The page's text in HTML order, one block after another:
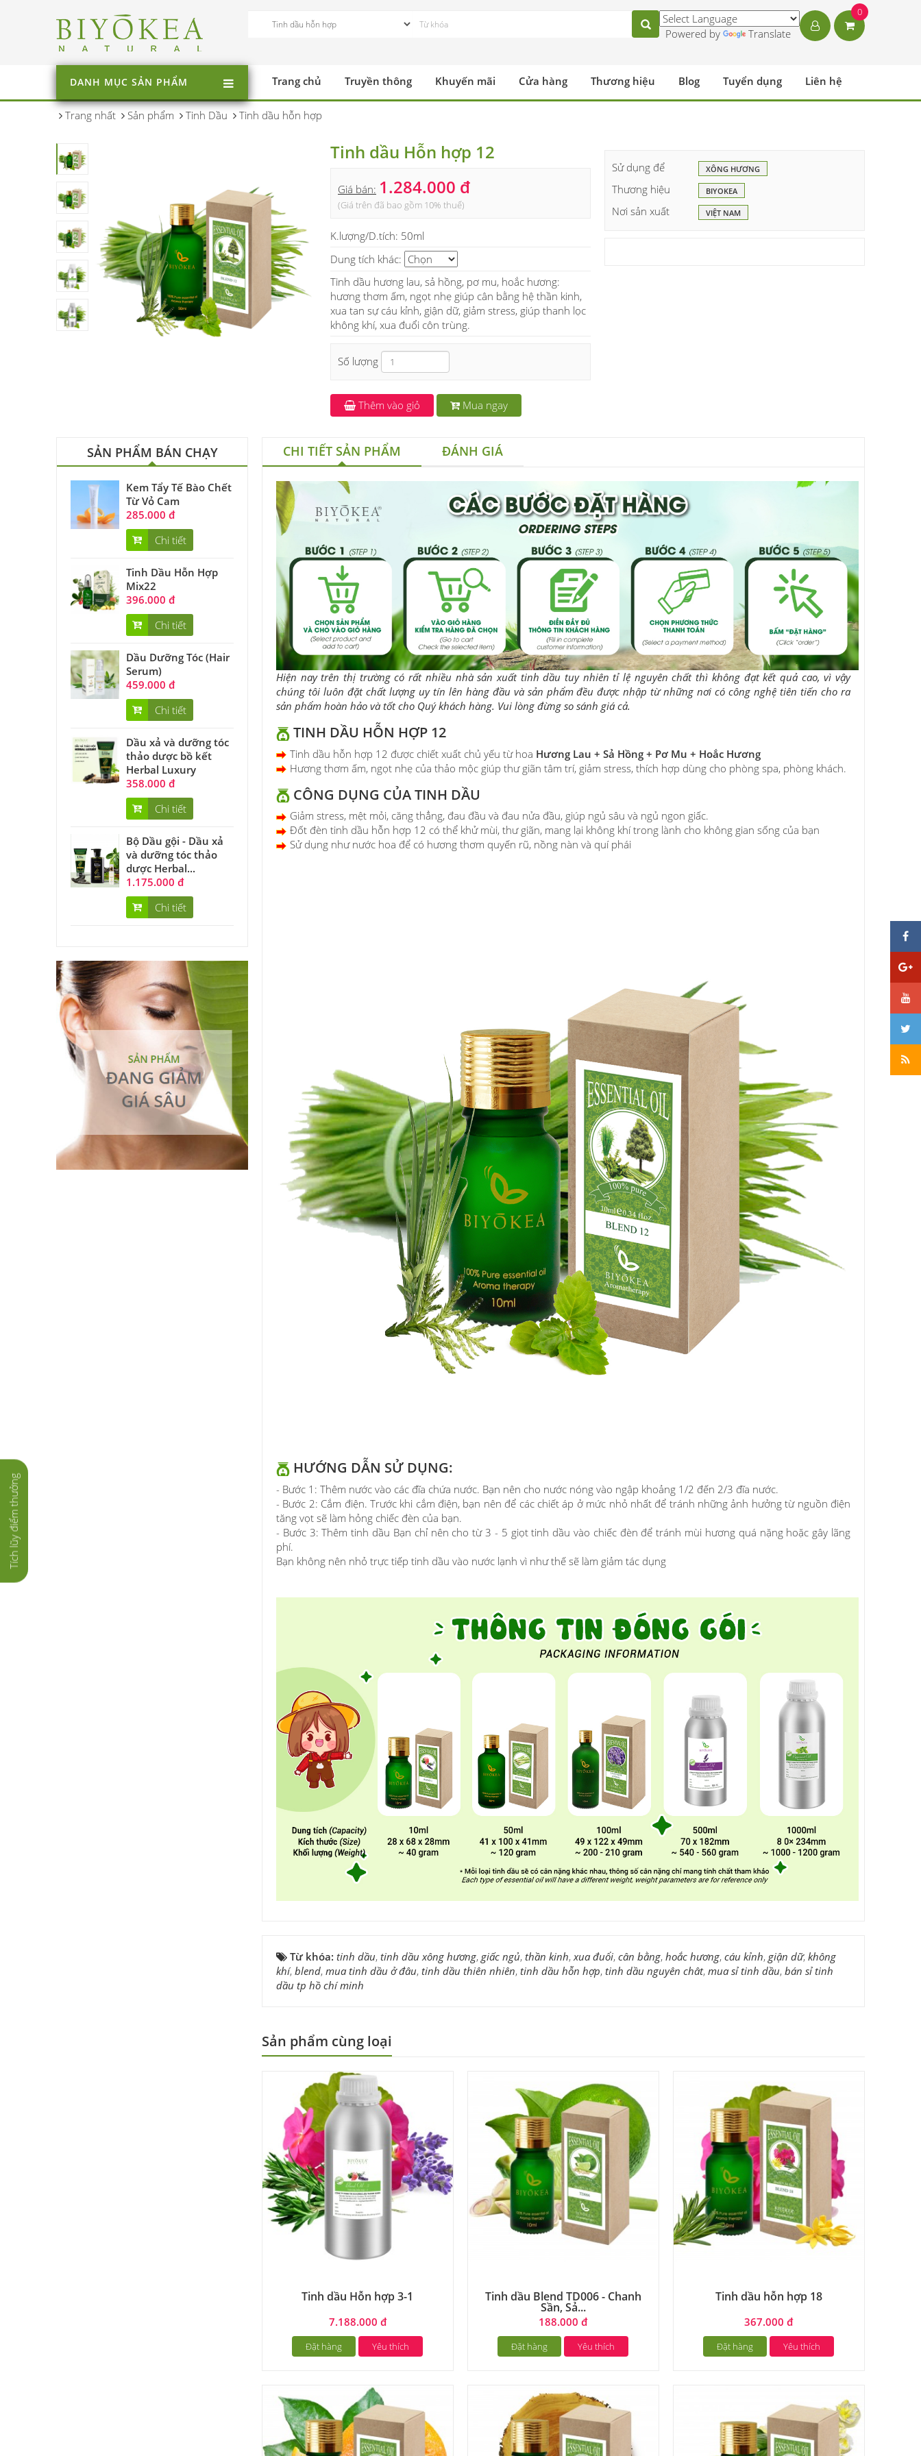
Powered by Translate
0
DANH MỤC SẢN PHẨM Trang chủ Truyền thông Khuyến mãi Cửa hàng Thương hiệu Blog Tuyển dụng Liên hệ
Trang nhất Sản phẩm Tinh Dầu Tinh dầu hỗn hợp
Tinh dầu Hỗn hợp 12
Giá bán: 1.284.000 đ
(Giá trên đã bao gồm 10% thuế)
K.lượng/D.tích: 50ml
Dung tích khác:
Tinh dầu hương lau, sả hồng, pơ mu, hoắc hương:
hương thơm ấm, ngọt nhẹ giúp cân bằng hệ thần kinh,
xua tan sự cáu kỉnh, giận dữ, giảm stress, giúp thanh lọc
không khí, xua đuổi côn trùng.
Số lượng
Thêm vào giỏ Mua ngay
Sử dụng để XÔNG HƯƠNG
Thương hiệu BIYOKEA
Nơi sản xuất VIỆT NAM
SẢN PHẨM BÁN CHẠY
Kem Tẩy Tế Bào Chết
Từ Vỏ Cam
285.000 đ
Chi tiết
Tinh Dầu Hỗn Hợp
Mix22
396.000 đ
Chi tiết
Dầu Dưỡng Tóc (Hair
Serum)
459.000 đ
Chi tiết
Dầu xả và dưỡng tóc
thảo dược bồ kết
Herbal Luxury
358.000 đ
Chi tiết
Bộ Dầu gội - Dầu xả
và dưỡng tóc thảo
dược Herbal...
1.175.000 đ
Chi tiết
CHI TIẾT SẢN PHẨM ĐÁNH GIÁ
Hiện nay trên thị trường có rất nhiều nhà sản xuất tinh dầu tuy nhiên tỉ lệ nguyên chất thì không đạt kết quả cao, vì vậy
chúng tôi luôn đặt chất lượng uy tín lên hàng đầu và sản phẩm đều được nhập từ những nơi có công nghệ tiên tiến cho ra
sản phẩm hoàn hảo và tốt cho Quý khách hàng. Vui lòng đừng so sánh giá cả.
TINH DẦU HỖN HỢP 12
Tinh dầu hỗn hợp 12 được chiết xuất chủ yếu từ hoa Hương Lau + Sả Hồng + Pơ Mu + Hoắc Hương
Hương thơm ấm, ngọt nhẹ của thảo mộc giúp thư giãn tâm trí, giảm stress, thích hợp dùng cho phòng spa, phòng khách.
CÔNG DỤNG CỦA TINH DẦU
Giảm stress, mệt mỏi, căng thẳng, đau đầu và đau nửa đầu, giúp ngủ sâu và ngủ ngon giấc.
Đốt đèn tinh dầu hỗn hợp 12 có thể khử mùi, thư giãn, mang lại không khí trong lành cho không gian sống của bạn
Sử dụng như nước hoa để có hương thơm quyến rũ, nồng nàn và quí phái
HƯỚNG DẪN SỬ DỤNG:
- Bước 1: Thêm nước vào các đĩa chứa nước. Bạn nên cho nước nóng vào ngập khoảng 1/2 đến 2/3 đĩa nước.
- Bước 2: Cắm điện. Trước khi cắm điện, bạn nên để các chiết áp ở mức nhỏ nhất để tránh những ảnh hưởng từ nguồn điện
tăng vọt sẽ làm hỏng chiếc đèn của bạn.
- Bước 3: Thêm tinh dầu Bạn chỉ nên cho từ 3 - 5 giọt tinh dầu vào chiếc đèn để tránh mùi hương quá nặng hoặc gây lãng
phí.
Bạn không nên nhỏ trực tiếp tinh dầu vào nước lạnh vì như thế sẽ làm giảm tác dụng
Từ khóa: tinh dầu, tinh dầu xông hương, giấc ngủ, thần kinh, xua đuổi, cân bằng, hoắc hương, cáu kỉnh, giận dữ, không
khí, blend, mua tinh dầu ở đâu, tinh dầu thiên nhiên, tinh dầu hỗn hợp, tinh dầu nguyên chât, mua sỉ tinh dầu, bán sỉ tinh
dầu tp hồ chí minh
Sản phẩm cùng loại
Tinh dầu Hỗn hợp 3-1
7.188.000 đ
Đặt hàng Yêu thích
Tinh dầu Blend TD006 - Chanh
Sần, Sả...
188.000 đ
Đặt hàng Yêu thích
Tinh dầu hỗn hợp 18
367.000 đ
Đặt hàng Yêu thích
Tích lũy điểm thưởng